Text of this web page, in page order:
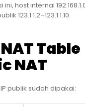
host internal
123.1.1.2–123.1.1.10.
Table
NAT
publik sudah dipakai: